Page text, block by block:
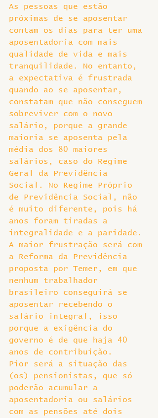
As pessoas que estão
próximas de se aposentar
contam os dias para ter uma
aposentadoria com mais
qualidade de vida e mais
tranquilidade. No entanto,
a expectativa é frustrada
quando ao se aposentar,
constatam que não conseguem
sobreviver com o novo
salário, porque a grande
maioria se aposenta pela
média dos 80 maiores
salários, caso do Regime
Geral da Previdência
Social. No Regime Próprio
de Previdência Social, não
é muito diferente, pois há
anos foram tiradas a
integralidade e a paridade.
A maior frustração será com
a Reforma da Previdência
proposta por Temer, em que
nenhum trabalhador
brasileiro conseguirá se
aposentar recebendo o
salário integral, isso
porque a exigência do
governo é de que haja 40
anos de contribuição.
Pior será a situação das
(os) pensionistas, que só
poderão acumular a
aposentadoria ou salários
com as pensões até dois